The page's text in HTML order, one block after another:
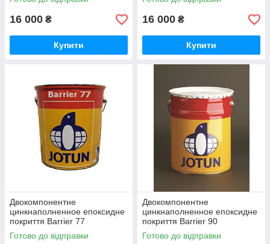
16 000 ₴
Купити
16 000 ₴
Купити
Двокомпонентне
цинкнаполненное епоксидне
покриття Barrier 77
Готово до відправки
Двокомпонентне
цинкнаполненное епоксидне
покриття Barrier 90
Готово до відправки